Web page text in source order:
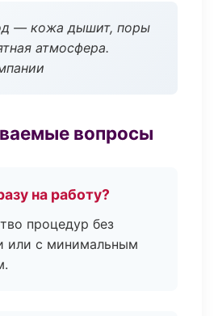
— кожа дышит, поры
атмосфера.
вопросы
на работу?
процедур без
или с минимальным